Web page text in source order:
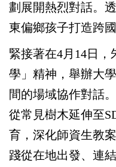
劃展開熱烈對話。
東偏鄉孩子打造跨國
緊接著在4月14日
學」精神，舉辦大
間的場域協作對話
從常見樹木延伸至
育，深化師資生教
踐從在地出發、連